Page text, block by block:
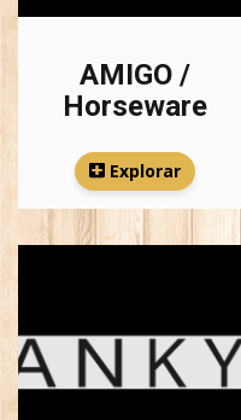
AMIGO /
Horseware
Explorar